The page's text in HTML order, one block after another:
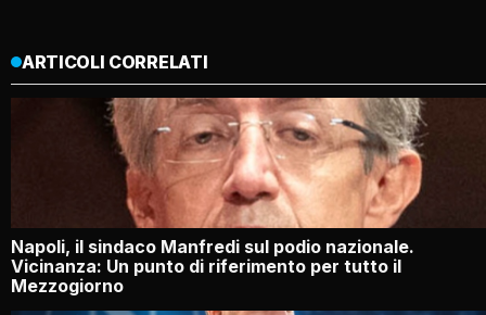
ARTICOLI CORRELATI
Napoli, il sindaco Manfredi sul podio nazionale.
Vicinanza: Un punto di riferimento per tutto il
Mezzogiorno